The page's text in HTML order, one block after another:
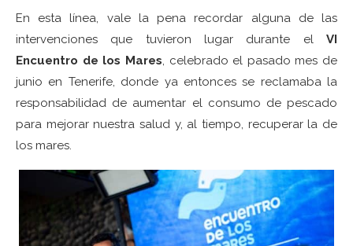
En esta línea, vale la pena recordar alguna de las
intervenciones que tuvieron lugar durante el VI
Encuentro de los Mares, celebrado el pasado mes de
junio en Tenerife, donde ya entonces se reclamaba la
responsabilidad de aumentar el consumo de pescado
para mejorar nuestra salud y, al tiempo, recuperar la de
los mares.